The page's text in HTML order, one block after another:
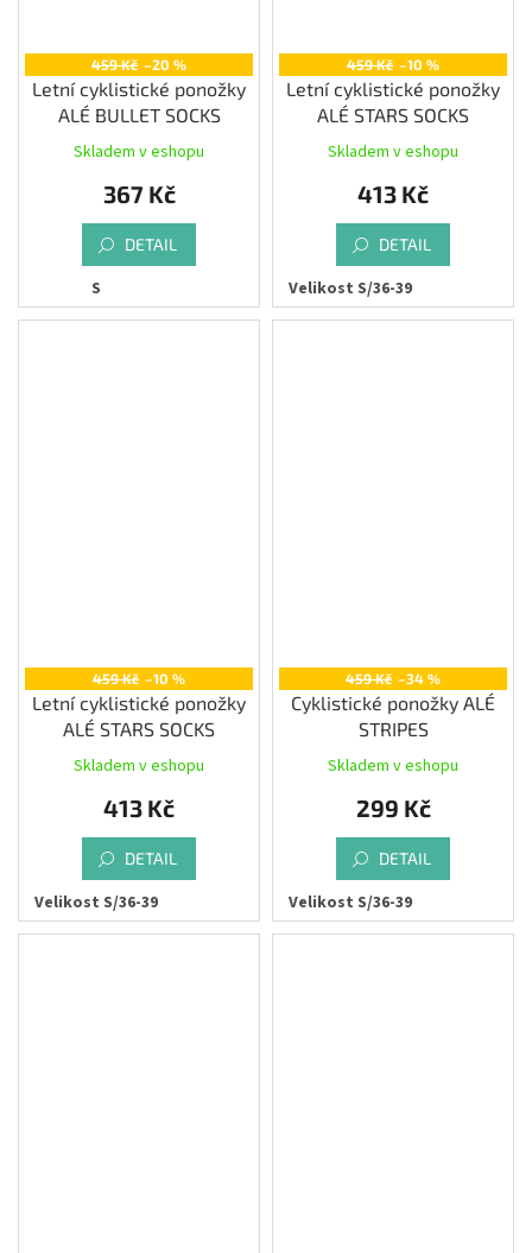
459 Kč –20 %
Letní cyklistické ponožky
ALÉ BULLET SOCKS
Skladem v eshopu
367 Kč
DETAIL
S
459 Kč –10 %
Letní cyklistické ponožky
ALÉ STARS SOCKS
Skladem v eshopu
413 Kč
DETAIL
Velikost S/36-39
459 Kč –10 %
Letní cyklistické ponožky
ALÉ STARS SOCKS
Skladem v eshopu
413 Kč
DETAIL
Velikost S/36-39
459 Kč –34 %
Cyklistické ponožky ALÉ
STRIPES
Skladem v eshopu
299 Kč
DETAIL
Velikost S/36-39